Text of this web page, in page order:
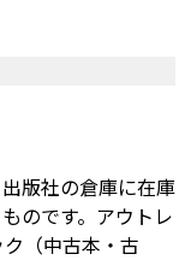
版社の倉庫に在庫
のです。アウトレ
（中古本・古